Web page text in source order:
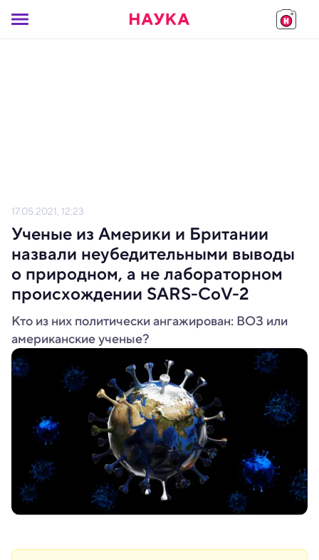
17.05.2021, 12:23
Ученые из Америки и Британии
назвали неубедительными выводы
о природном, а не лабораторном
происхождении SARS-CoV-2
Кто из них политически ангажирован: ВОЗ или
американские ученые?